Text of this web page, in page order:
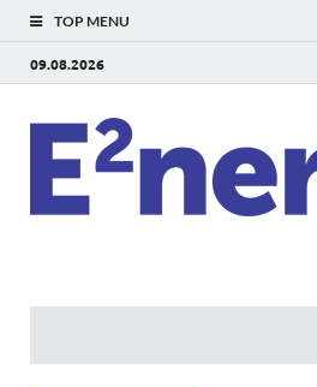
TOP MENU
09.08.2026